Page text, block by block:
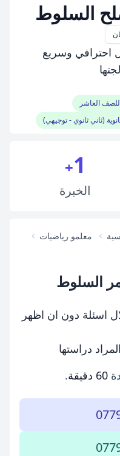
السلوط
احترافي وسريع
العاشر
(ثاني ثانوي - توجيهي)
1
+
الخبرة
معلمو رياضيات
السلوط
اسئلة دون ان اظهر
دراستها
60 دقيقة .